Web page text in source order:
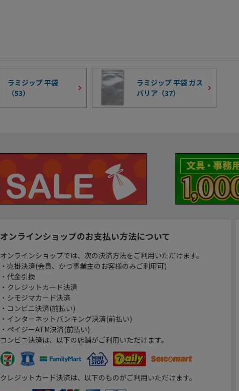
ラミジップ 平袋
（53）
ラミジップ 平袋 ガス
バリア（37）
オンラインショップのお支払い方法について
オンラインショップでは、次の決済方法をご利用いただけます。
・売掛決済(会員、かつ事業主のお客様のみご利用可)
・代金引換
・クレジットカード決済
・シモジマカード決済
・コンビニ決済(前払い)
・インターネットバンキング決済(前払い)
・ペイジーATM決済(前払い)
コンビニ決済は、以下の店舗がご利用いただけます。
クレジットカード決済は、以下のものがご利用いただけます。